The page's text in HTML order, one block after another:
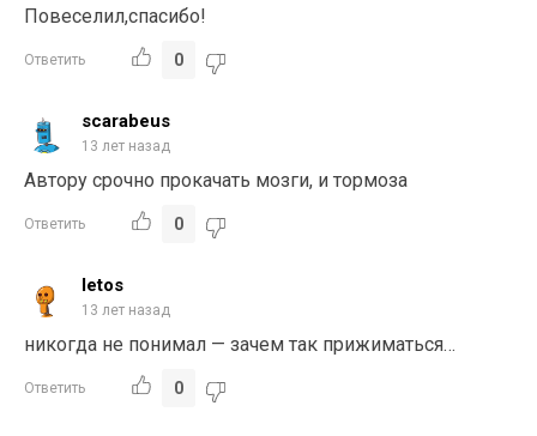
Повеселил,спасибо!
Ответить 0
scarabeus
13 лет назад
Автору срочно прокачать мозги, и тормоза
Ответить 0
letos
13 лет назад
никогда не понимал — зачем так прижиматься…
Ответить 0